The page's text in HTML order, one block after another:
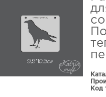
Код